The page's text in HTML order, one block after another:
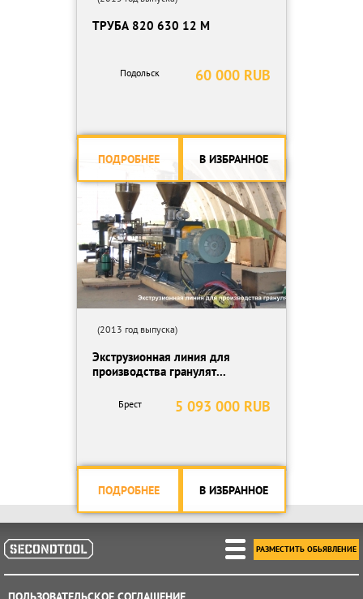
ТРУБА 820 630 12 М
60 000 RUB
Подольск
ПОДРОБНЕЕ В ИЗБРАННОЕ
(2013 год выпуска)
Экструзионная линия для
производства гранулят...
5 093 000 RUB
Брест
ПОДРОБНЕЕ В ИЗБРАННОЕ
РАЗМЕСТИТЬ ОБЬЯВЛЕНИЕ